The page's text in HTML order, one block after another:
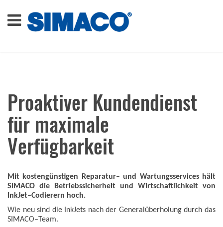
Proaktiver Kundendienst
für maximale
Verfügbarkeit
Mit kostengünstigen Reparatur– und Wartungsservices hält
SIMACO die Betriebssicherheit und Wirtschaftlichkeit von
InkJet–Codierern hoch.
Wie neu sind die InkJets nach der Generalüberholung durch das
SIMACO–Team.